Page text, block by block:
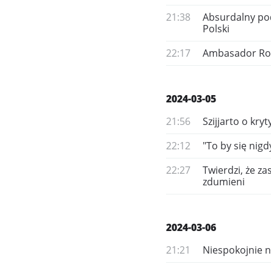
21:38
Absurdalny
Polski
22:17
Ambasador
2024-03-05
21:56
Szijjarto o
22:12
"To by się
22:27
Twierdzi, że
zdumieni
2024-03-06
21:21
Niespokojnie